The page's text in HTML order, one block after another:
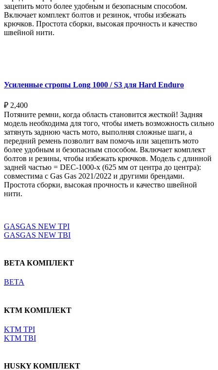
зацепить мото более удобным и безопасным способом.
Включает комплект болтов и резинок, чтобы избежать
крючков. Простота сборки, высокая прочность и качество
швейной нити.
Усиленные стропы Long 1000 / S3 для Hard Enduro
₽ 2,400
Потяните ремни, когда область становится жесткой! Задняя
модель необходима для того, чтобы иметь возможность сильно
затянуть заднюю часть мото, выполняя сложные шаги, а
передний ремень позволит вам помочь или зацепить мото
более удобным и безопасным способом. Включает комплект
болтов и резины, чтобы избежать крючков. Модель с длинной
задней частью = DEC-1000-x (625 мм от центра до центра):
совместима с Gas Gas 2021/2022 и другими брендами.
Простота сборки, высокая прочность и качество швейной
нити.
GASGAS NEW TPI
GASGAS NEW TBI
BETA КОМПЛЕКТ
BETA
KTM КОМПЛЕКТ
KTM TPI
KTM TBI
HUSKY КОМПЛЕКТ